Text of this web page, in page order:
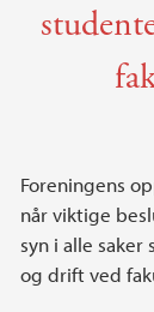
Foreningens
når viktige
syn i alle
og drift ved